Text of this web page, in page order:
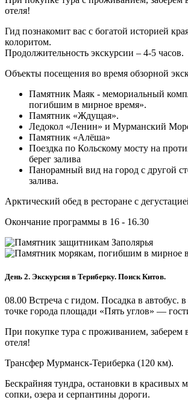
отеля!
Гид познакомит вас с богатой историей
колоритом.
Продолжительность экскурсии – 4-5 часов.
Объекты посещения во время обзорной
Памятник Маяк - мемориальный
погибшим в мирное время».
Памятник «Ждущая».
Ледокол «Ленин» и Мурманский
Памятник «Алёша»
Поездка по Кольскому мосту на
берег залива
Панорамный вид на город с другой
залива.
Арктический обед в ресторане с
Окончание программы в 16 - 16.30
День 2. Экскурсия в Териберку. Поиск Китов.
08.00 Встреча с гидом. Посадка в автобус.
точке города площади «Пять углов» —
При покупке тура с проживанием, заберем
отеля!
Трансфер Мурманск-Териберка (120 км).
Бескрайняя тундра, остановки в красивых
сопки, озера и серпантины дороги.